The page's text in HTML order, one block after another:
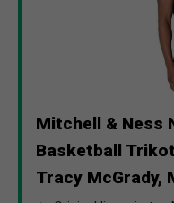
Mitchell & Ness
Basketball
Tracy McGrady,